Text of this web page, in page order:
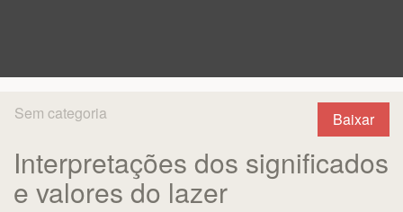
Baixar
Sem categoria
Interpretações dos significados
e valores do lazer